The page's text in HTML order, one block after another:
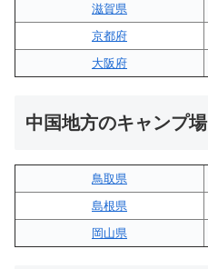
滋賀県
京都府
大阪府
中国地方のキャンプ場
鳥取県
島根県
岡山県